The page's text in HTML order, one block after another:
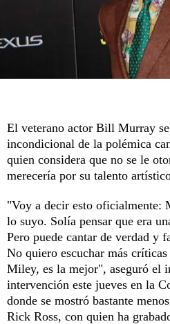
El veterano actor Bill Murray
incondicional de la polémica
quien considera que no se le
merecería por su talento
"Voy a decir esto oficialmente:
lo suyo. Solía pensar que era
Pero puede cantar de verdad y
No quiero escuchar más
Miley, es la mejor", aseguró el
intervención este jueves en la
donde se mostró bastante
Rick Ross, con quien ha